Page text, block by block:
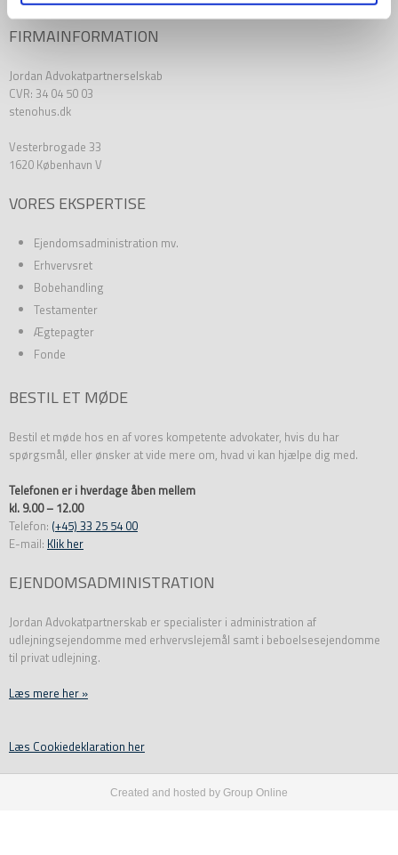
FIRMAINFORMATION
Jordan Advokatpartnerselskab
CVR: 34 04 50 03
stenohus.dk
Vesterbrogade 33
1620 København V
VORES EKSPERTISE
Ejendomsadministration mv.
Erhvervsret
Bobehandling
Testamenter
Ægtepagter
Fonde
BESTIL ET MØDE
Bestil et møde hos en af vores kompetente advokater, hvis du har
spørgsmål, eller ønsker at vide mere om, hvad vi kan hjælpe dig med.
Telefonen er i hverdage åben mellem
kl. 9.00 – 12.00
Telefon: (+45) 33 25 54 00
E-mail: Klik her
EJENDOMSADMINISTRATION
Jordan Advokatpartnerskab er specialister i administration af
udlejningsejendomme med erhvervslejemål samt i beboelsesejendomme
til privat udlejning.
Læs mere her »
​Læs Cookiedeklaration her
Created and hosted by Group Online